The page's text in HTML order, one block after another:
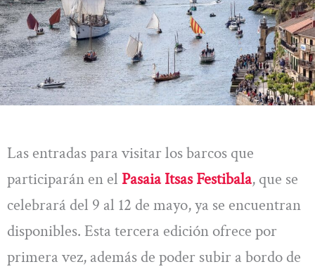
Las entradas para visitar los barcos que
participarán en el Pasaia Itsas Festibala, que se
celebrará del 9 al 12 de mayo, ya se encuentran
disponibles. Esta tercera edición ofrece por
primera vez, además de poder subir a bordo de